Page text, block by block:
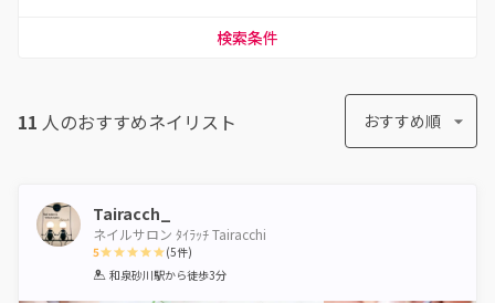
検索条件
11 人のおすすめネイリスト おすすめ順
Tairacch_
ネイルサロン ﾀｲﾗｯﾁ Tairacchi
5
1 2 3 4 5
(5件)
和泉砂川駅から徒歩3分